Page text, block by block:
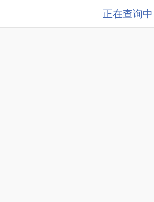
正在查询中